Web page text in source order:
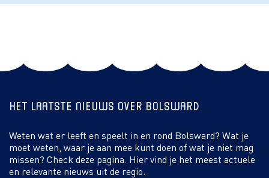
Het laatste nieuws over Bolsward
Weten wat er leeft en speelt in en rond Bolsward? Wat je
moet weten, waar je aan mee kunt doen of wat je niet mag
missen? Check deze pagina. Hier vind je het meest actuele
en relevante nieuws uit de regio.